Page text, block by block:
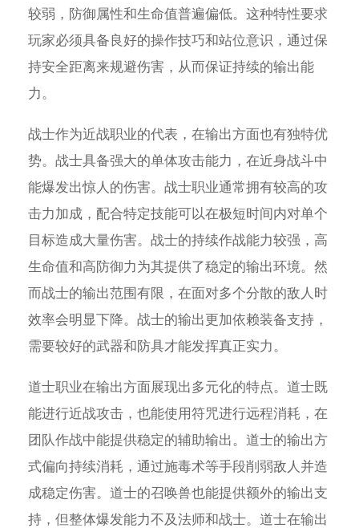
较弱，防御属性和生命值普遍偏低。这种特性要求
玩家必须具备良好的操作技巧和站位意识，通过保
持安全距离来规避伤害，从而保证持续的输出能
力。
战士作为近战职业的代表，在输出方面也有独特优
势。战士具备强大的单体攻击能力，在近身战斗中
能爆发出惊人的伤害。战士职业通常拥有较高的攻
击力加成，配合特定技能可以在极短时间内对单个
目标造成大量伤害。战士的持续作战能力较强，高
生命值和高防御力为其提供了稳定的输出环境。然
而战士的输出范围有限，在面对多个分散的敌人时
效率会明显下降。战士的输出更加依赖装备支持，
需要较好的武器和防具才能发挥真正实力。
道士职业在输出方面展现出多元化的特点。道士既
能进行近战攻击，也能使用符咒进行远程消耗，在
团队作战中能提供稳定的辅助输出。道士的输出方
式偏向持续消耗，通过施毒术等手段削弱敌人并造
成稳定伤害。道士的召唤兽也能提供额外的输出支
持，但整体爆发能力不及法师和战士。道士在输出